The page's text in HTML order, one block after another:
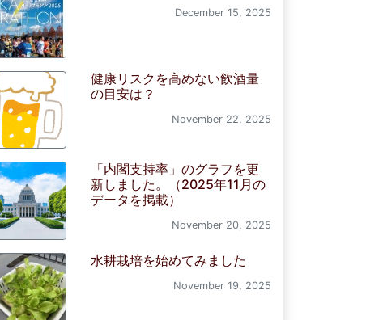
December 15, 2025
健康リスクを高めない飲酒量
の目安は？
November 22, 2025
「内閣支持率」のグラフを更
新しました。（2025年11月の
データを掲載）
November 20, 2025
水耕栽培を始めてみました
November 19, 2025